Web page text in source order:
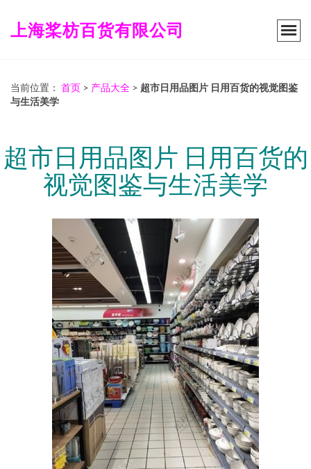
上海桨枋百货有限公司
当前位置： 首页 > 产品大全 > 超市日用品图片 日用百货的视觉图鉴
与生活美学
超市日用品图片 日用百货的
视觉图鉴与生活美学